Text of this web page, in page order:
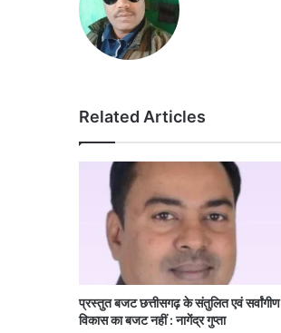
Related Articles
प्रस्तुत बजट छत्तीसगढ़ के संतुलित एवं सर्वांगीण
विकास का बजट नहीं : नागेंद्र गुप्ता